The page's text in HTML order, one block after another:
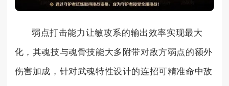
弱点打击能力让敏攻系的输出效率实现最大
化，其魂技与魂骨技能大多附带对敌方弱点的额外
伤害加成，针对武魂特性设计的连招可精准命中敌